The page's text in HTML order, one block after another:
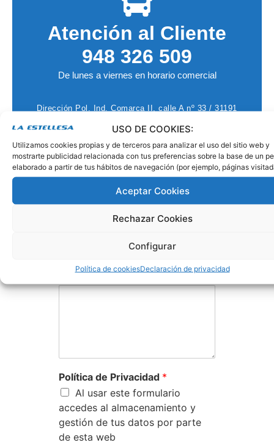
USO DE COOKIES:
Utilizamos cookies propias y de terceros para analizar el uso del sitio web y
mostrarte publicidad relacionada con tus preferencias sobre la base de un
elaborado a partir de tus hábitos de navegación (por ejemplo, páginas
Aceptar Cookies
Rechazar Cookies
Configurar
Política de cookiesDeclaración de privacidad
Atención al Cliente
948 326 509
De lunes a viernes en horario comercial
Dirección Pol. Ind. Comarca II, calle A nº 33 / 31191
Email
atencionalcliente@laestellesa.com
Fax 948 326 518
Nombre y Apellidos*
p
d
s
Correo electrónico*
Comentario o mensaje*
Política de Privacidad *
Al usar este formulario
accedes al almacenamiento y
gestión de tus datos por parte
de esta web